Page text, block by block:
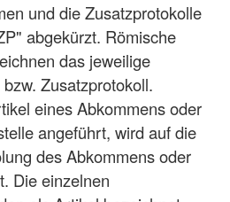
und die Zusatzprotokolle
abgekürzt. Römische
das jeweilige
Zusatzprotokoll.
eines Abkommens oder
angeführt, wird auf die
des Abkommens oder
Die einzelnen